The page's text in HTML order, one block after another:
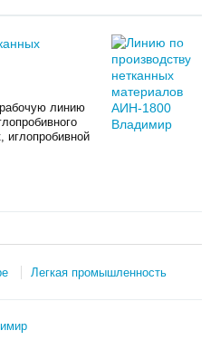
линию
иглопробивной
Легкая промышленность